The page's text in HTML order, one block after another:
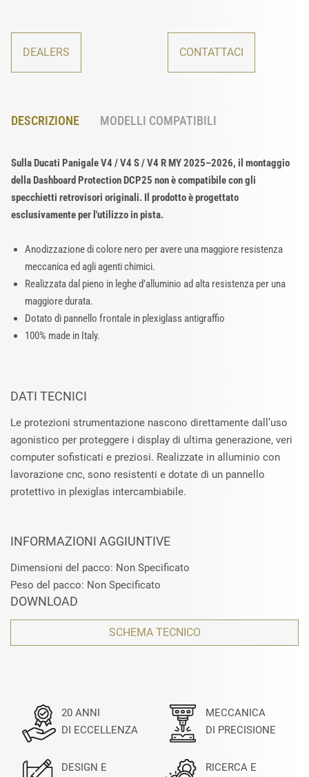
DEALERS CONTATTACI
DESCRIZIONE MODELLI COMPATIBILI
Sulla Ducati Panigale V4 / V4 S / V4 R MY 2025–2026, il montaggio
della Dashboard Protection DCP25 non è compatibile con gli
specchietti retrovisori originali. Il prodotto è progettato
esclusivamente per l'utilizzo in pista.
Anodizzazione di colore nero per avere una maggiore resistenza
meccanica ed agli agenti chimici.
Realizzata dal pieno in leghe d’alluminio ad alta resistenza per una
maggiore durata.
Dotato di pannello frontale in plexiglass antigraffio
100% made in Italy.
DATI TECNICI
Le protezioni strumentazione nascono direttamente dall’uso
agonistico per proteggere i display di ultima generazione, veri
computer sofisticati e preziosi. Realizzate in alluminio con
lavorazione cnc, sono resistenti e dotate di un pannello
protettivo in plexiglas intercambiabile.
INFORMAZIONI AGGIUNTIVE
Dimensioni del pacco: Non Specificato
Peso del pacco: Non Specificato
DOWNLOAD
SCHEMA TECNICO
20 ANNI
DI ECCELLENZA
MECCANICA
DI PRECISIONE
DESIGN E
RICERCA E